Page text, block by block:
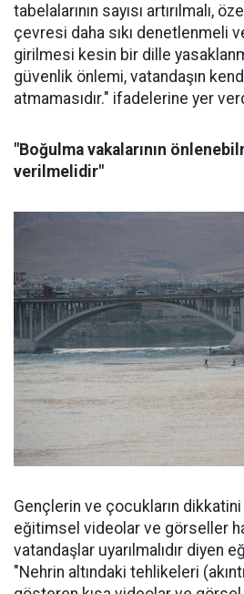
tabelalarının sayısı artırılmalı,
çevresi daha sıkı denetlenmeli
girilmesi kesin bir dille
güvenlik önlemi, vatandaşın
atmamasıdır." ifadelerine yer
"Boğulma vakalarının
verilmelidir"
Gençlerin ve çocukların
eğitimsel videolar ve görseller
vatandaşlar uyarılmalıdır diyen
"Nehrin altındaki tehlikeleri